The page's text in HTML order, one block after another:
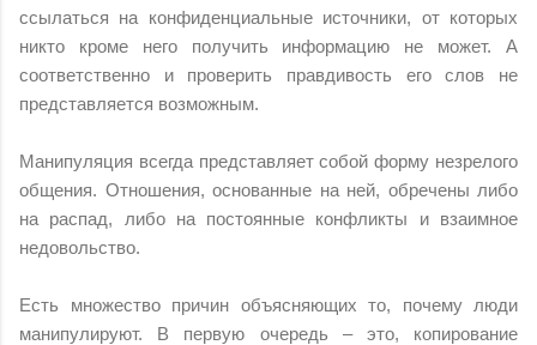
ссылаться на конфиденциальные источники, от которых
никто кроме него получить информацию не может. А
соответственно и проверить правдивость его слов не
представляется возможным.
Манипуляция всегда представляет собой форму незрелого
общения. Отношения, основанные на ней, обречены либо
на распад, либо на постоянные конфликты и взаимное
недовольство.
Есть множество причин объясняющих то, почему люди
манипулируют. В первую очередь – это, копирование